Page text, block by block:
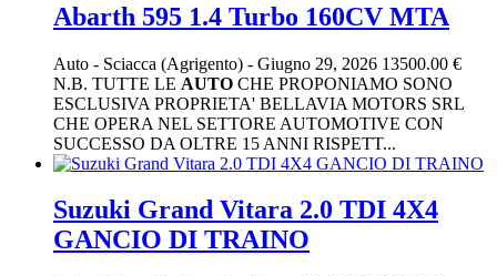
Abarth 595 1.4 Turbo 160CV MTA
Auto - Sciacca (Agrigento) - Giugno 29, 2026 13500.00 €
N.B. TUTTE LE AUTO CHE PROPONIAMO SONO
ESCLUSIVA PROPRIETA' BELLAVIA MOTORS SRL
CHE OPERA NEL SETTORE AUTOMOTIVE CON
SUCCESSO DA OLTRE 15 ANNI RISPETT...
Suzuki Grand Vitara 2.0 TDI 4X4
GANCIO DI TRAINO